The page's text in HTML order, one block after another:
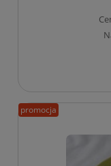
promocja